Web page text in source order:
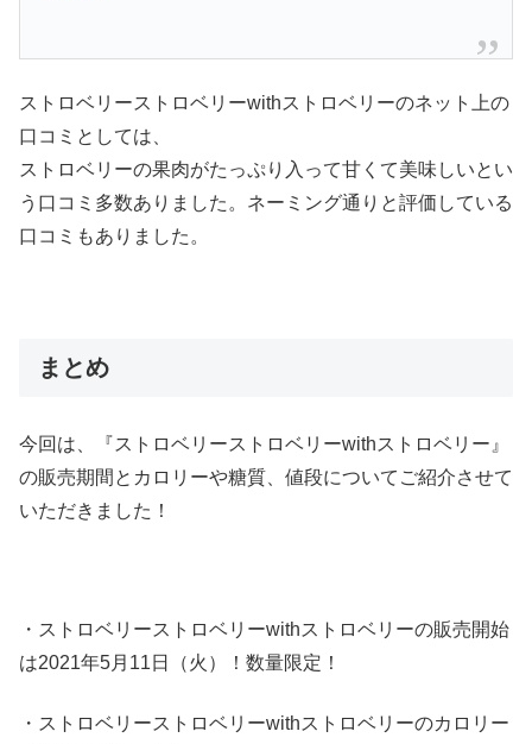
ストロベリーストロベリーwithストロベリーのネット上の
口コミとしては、
ストロベリーの果肉がたっぷり入って甘くて美味しいとい
う口コミ多数ありました。ネーミング通りと評価している
口コミもありました。
まとめ
今回は、『ストロベリーストロベリーwithストロベリー』
の販売期間とカロリーや糖質、値段についてご紹介させて
いただきました！
・ストロベリーストロベリーwithストロベリーの販売開始
は2021年5月11日（火）！数量限定！
・ストロベリーストロベリーwithストロベリーのカロリー